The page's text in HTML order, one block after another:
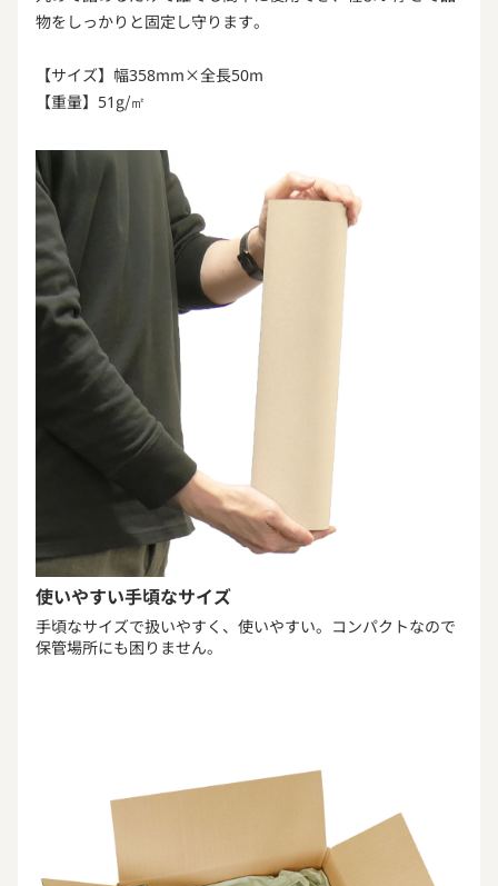
物をしっかりと固定し守ります。
【サイズ】幅358mm×全長50m
【重量】51g/㎡
使いやすい手頃なサイズ
手頃なサイズで扱いやすく、使いやすい。コンパクトなので
保管場所にも困りません。